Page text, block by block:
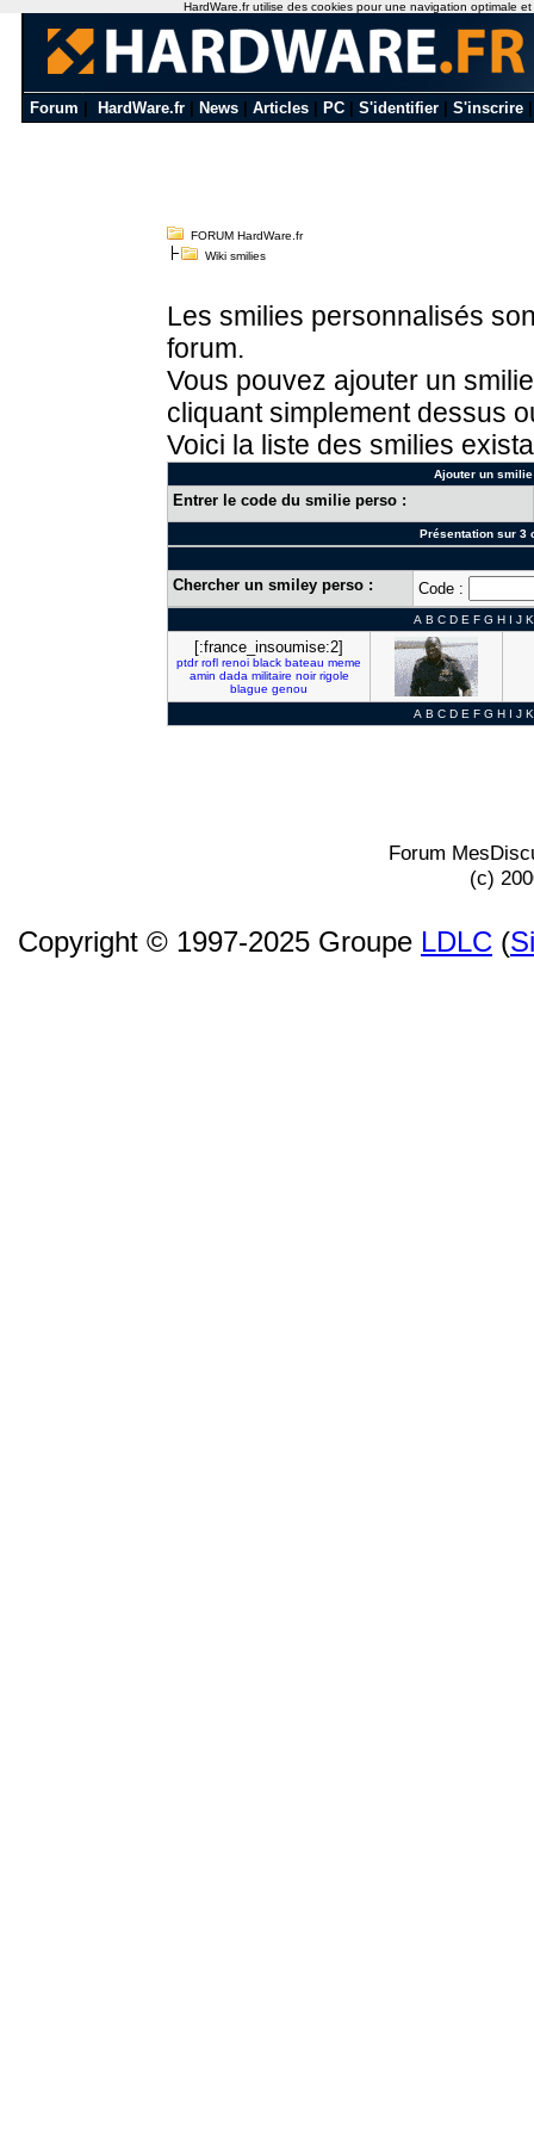
Forum HardWare.fr News Articles PC S'identifier S'inscrire
FORUM HardWare.fr
Wiki smilies
Les smilies personnalisés
forum.
Vous pouvez ajouter un
cliquant simplement dessus
Voici la liste des smilies
Ajouter un
Entrer le code du smilie perso :
Présentation sur 3
Chercher un smiley perso : Code :
A B C D E F G H I J K
[:france_insoumise:2]
ptdr rofl renoi black bateau meme
amin dada militaire noir rigole
blague genou
A B C D E F G H I J K
Forum
(c)
Copyright © 1997-2025 Groupe LDLC (
HardWare.fr utilise des cookies pour une navigation optimale